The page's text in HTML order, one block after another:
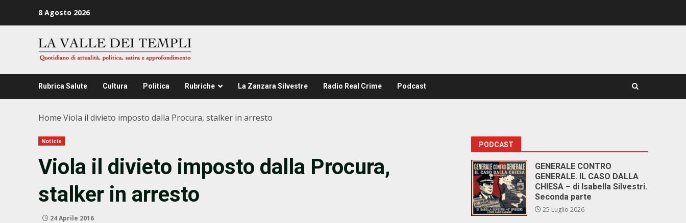
8 Agosto 2026
Rubrica Salute Cultura Politica Rubriche La Zanzara Silvestre Radio Real Crime Podcast
Home Viola il divieto imposto dalla Procura, stalker in arresto
Notizie
Viola il divieto imposto dalla Procura,
stalker in arresto
24 Aprile 2016
PODCAST
GENERALE CONTRO
GENERALE. IL CASO DALLA
CHIESA – di Isabella Silvestri.
Seconda parte
25 Luglio 2026